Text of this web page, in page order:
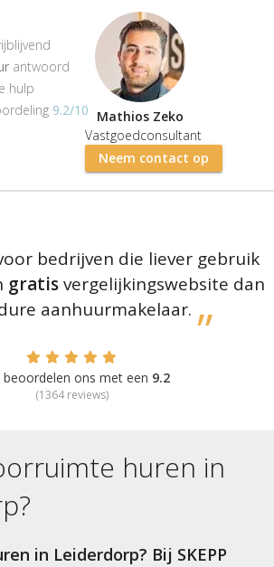
antwoord
hulp
9.2/10 Mathios Zeko
Vastgoedconsultant
Neem contact op
bedrijven die liever gebruik
gratisvergelijkingswebsite dan
aanhuurmakelaar.
beoordelen ons met een 9.2
(1364reviews)
huren in
?
in Leiderdorp? Bij SKEPP